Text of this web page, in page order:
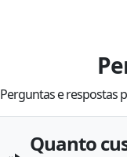
Perguntas e respostas
Quanto